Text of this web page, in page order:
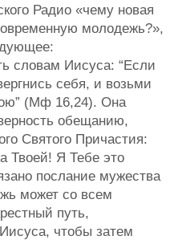
Радио «чему новая
молодежь?»,
словам Иисуса: “Если
себя, и возьми
(Мф 16,24). Она
обещанию,
Святого Причастия:
Твоей! Я Тебе это
послание мужества
может со всем
путь,
чтобы затем